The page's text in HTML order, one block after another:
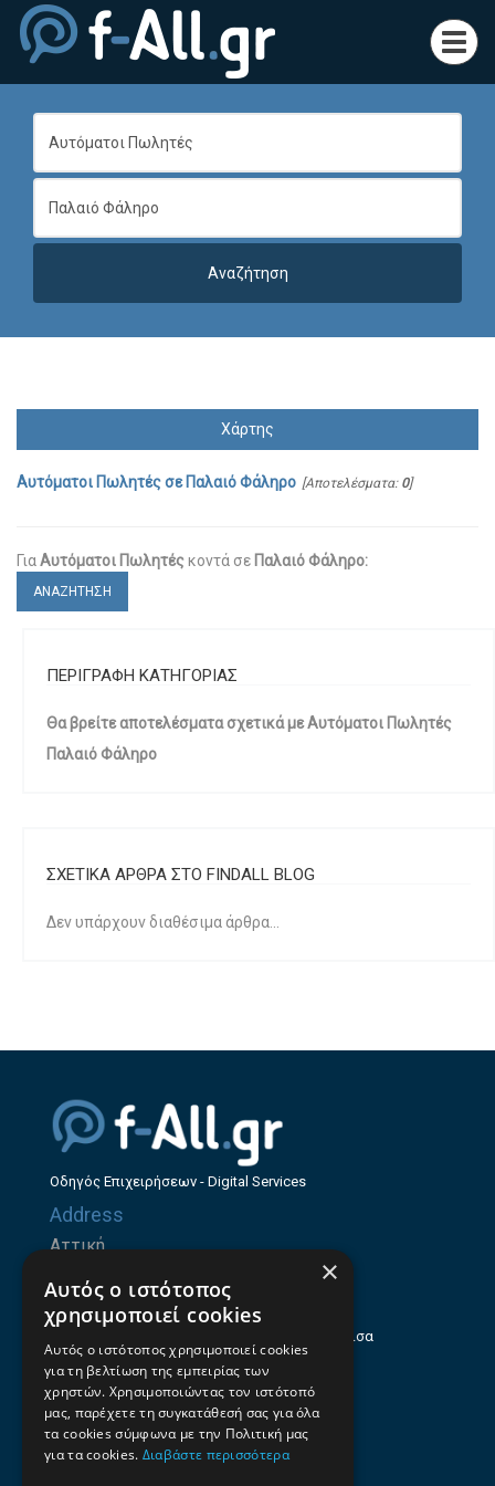
Χάρτης
Αυτόματοι Πωλητέςσε Παλαιό Φάληρο [Αποτελέσματα: 0]
ΓιαΑυτόματοι Πωλητές κοντά σε Παλαιό Φάληρο:
ΑΝΑΖΗΤΗΣΗ
ΠΕΡΙΓΡΑΦΗ ΚΑΤΗΓΟΡΙΑΣ
Θα βρείτε αποτελέσματα σχετικά με Αυτόματοι Πωλητές
Παλαιό Φάληρο
ΣΧΕΤΙΚΑ ΑΡΘΡΑ ΣΤΟ FINDALL BLOG
Δεν υπάρχουν διαθέσιμα άρθρα...
Οδηγός Επιχειρήσεων - Digital Services
Address
Αττική
Θεσσαλία
Ηρώων Πολυτεχνείου 214 (1ος Όροφος), Λάρισα
Επαγγελματικός οδηγός Λάρισας
Emails
×
Αυτός ο ιστότοπος
χρησιμοποιεί cookies
Αυτός ο ιστότοπος χρησιμοποιεί cookies
για τη βελτίωση της εμπειρίας των
χρηστών. Χρησιμοποιώντας τον ιστότοπό
μας, παρέχετε τη συγκατάθεσή σας για όλα
τα cookies σύμφωνα με την Πολιτική μας
για τα cookies. Διαβάστε περισσότερα